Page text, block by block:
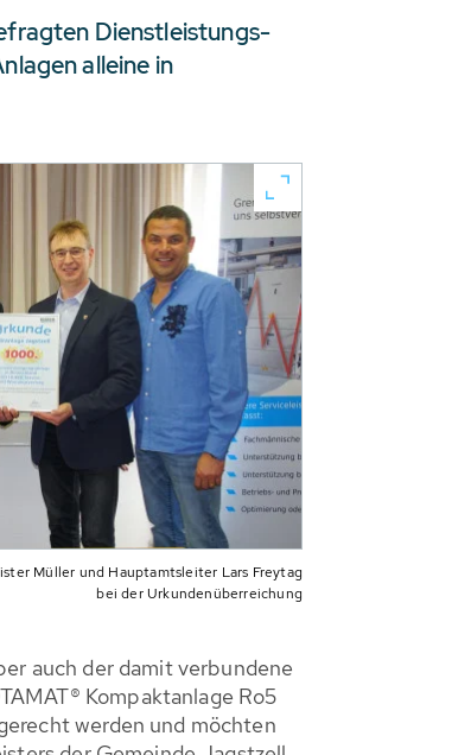
Dienstleistungs-
alleine in
Müller und Hauptamtsleiter Lars Freytag
bei der Urkundenüberreichung
auch der damit verbundene
Kompaktanlage Ro5
werden und möchten